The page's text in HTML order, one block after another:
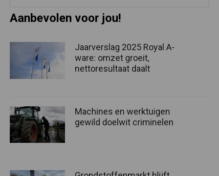
Aanbevolen voor jou!
Jaarverslag 2025 Royal A-
ware: omzet groeit,
nettoresultaat daalt
Machines en werktuigen
gewild doelwit criminelen